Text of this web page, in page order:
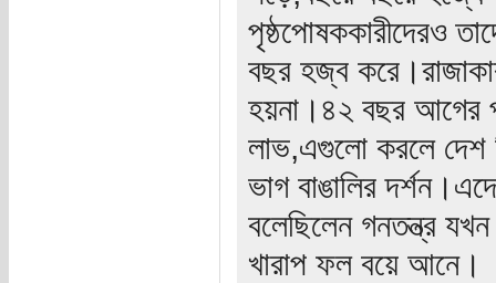
পৃষ্ঠপোষককারীদেরও
বছর হজ্ব
হয়না।৪২ বছর আগের
লাভ,এগুলো করলে দেশ
ভাগ বাঙালির
বলেছিলেন গনতন্ত্র
খারাপ ফল বয়ে আনে।